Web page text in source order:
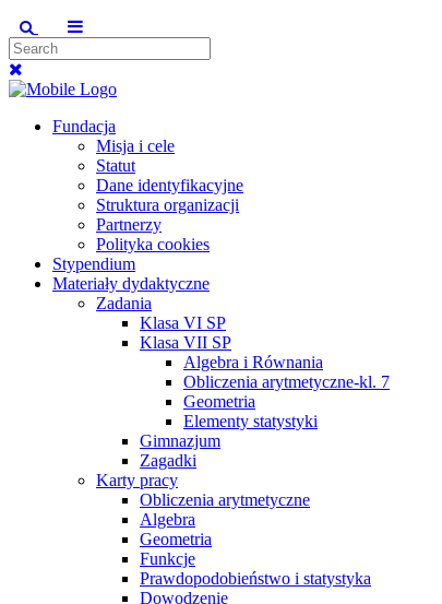
Fundacja
Misja i cele
Statut
Dane identyfikacyjne
Struktura organizacji
Partnerzy
Polityka cookies
Stypendium
Materiały dydaktyczne
Zadania
Klasa VI SP
Klasa VII SP
Algebra i Równania
Obliczenia arytmetyczne-kl. 7
Geometria
Elementy statystyki
Gimnazjum
Zagadki
Karty pracy
Obliczenia arytmetyczne
Algebra
Geometria
Funkcje
Prawdopodobieństwo i statystyka
Dowodzenie